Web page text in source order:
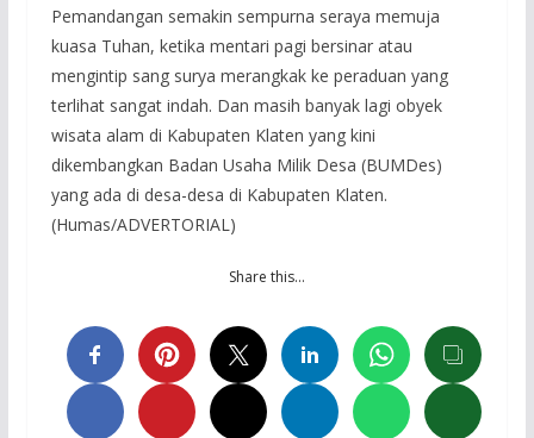
Pemandangan semakin sempurna seraya memuja
kuasa Tuhan, ketika mentari pagi bersinar atau
mengintip sang surya merangkak ke peraduan yang
terlihat sangat indah. Dan masih banyak lagi obyek
wisata alam di Kabupaten Klaten yang kini
dikembangkan Badan Usaha Milik Desa (BUMDes)
yang ada di desa-desa di Kabupaten Klaten.
(Humas/ADVERTORIAL)
Share this…